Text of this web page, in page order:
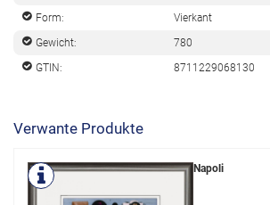
Form:
Vierkant
Gewicht:
780
GTIN:
8711229068130
Verwante Produkte
Napoli